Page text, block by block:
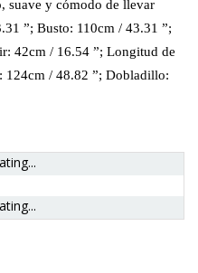
suave y cómodo de llevar
”; Busto: 110cm / 43.31 ”;
42cm / 16.54 ”; Longitud de
124cm / 48.82 ”; Dobladillo: